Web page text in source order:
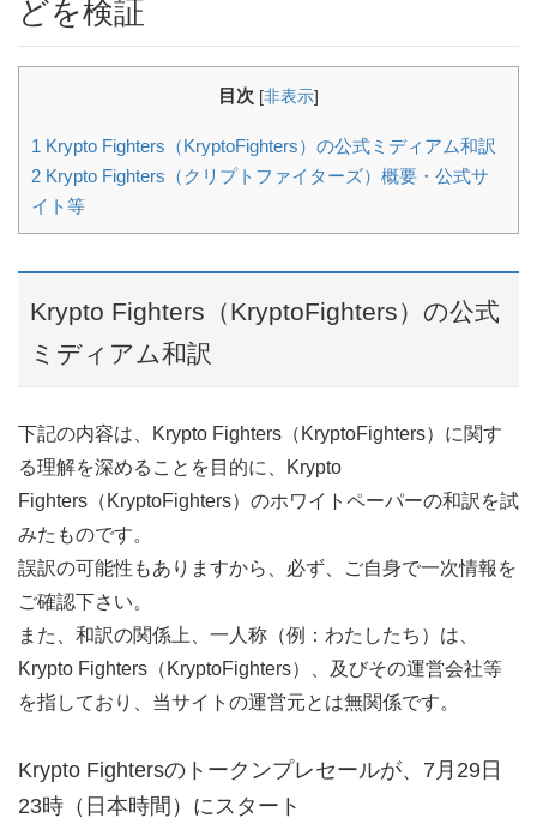
どを検証
目次 [非表示]
1 Krypto Fighters（KryptoFighters）の公式ミディアム和訳
2 Krypto Fighters（クリプトファイターズ）概要・公式サ
イト等
Krypto Fighters（KryptoFighters）の公式
ミディアム和訳
下記の内容は、Krypto Fighters（KryptoFighters）に関す
る理解を深めることを目的に、Krypto
Fighters（KryptoFighters）のホワイトペーパーの和訳を試
みたものです。
誤訳の可能性もありますから、必ず、ご自身で一次情報を
ご確認下さい。
また、和訳の関係上、一人称（例：わたしたち）は、
Krypto Fighters（KryptoFighters）、及びその運営会社等
を指しており、当サイトの運営元とは無関係です。
Krypto Fightersのトークンプレセールが、7月29日
23時（日本時間）にスタート